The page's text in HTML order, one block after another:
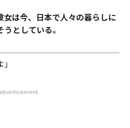
女は今、日本で人々の暮らしに
としている。